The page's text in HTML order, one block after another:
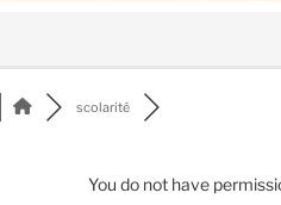
scolarité
You do not have